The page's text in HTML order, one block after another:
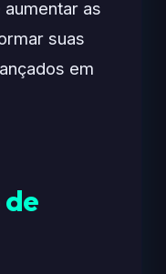
as
suas
em